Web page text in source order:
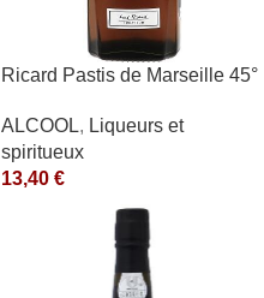
Ricard Pastis de Marseille 45°
ALCOOL, Liqueurs et
spiritueux
13,40 €